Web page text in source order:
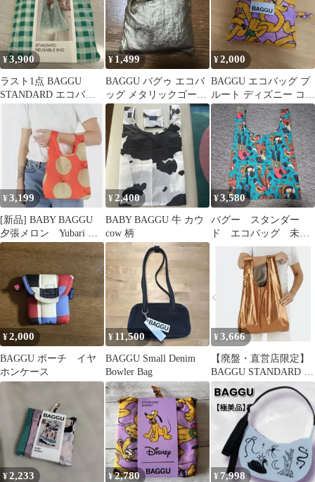
¥3,900
ラスト1点 BAGGU
STANDARD エコバッ
グ ギンガムチェック グ
リーン
¥ 1,499
BAGGU バグゥ エコバ
ッグ メタリックゴール
ド ポーチ付
¥2,000
BAGGU エコバッグ プ
ルート ディズニー コラ
ボ
¥3,199
[新品] BABY BAGGU
夕張メロン Yubari メ
ロン エコバッグ
¥2,400
BABY BAGGU 牛 カウ
cow 柄
¥3,580
バグー スタンダー
ド エコバッグ 未使
用品 レゲエ
¥2,000
BAGGU ポーチ イヤ
ホンケース
¥ 11,500
BAGGU Small Denim
Bowler Bag
¥3,666
【廃盤・直営店限定】
BAGGU STANDARD ブ
ラウン メタリックアン
バー
¥2,233 ¥2,780 ¥ 7,998